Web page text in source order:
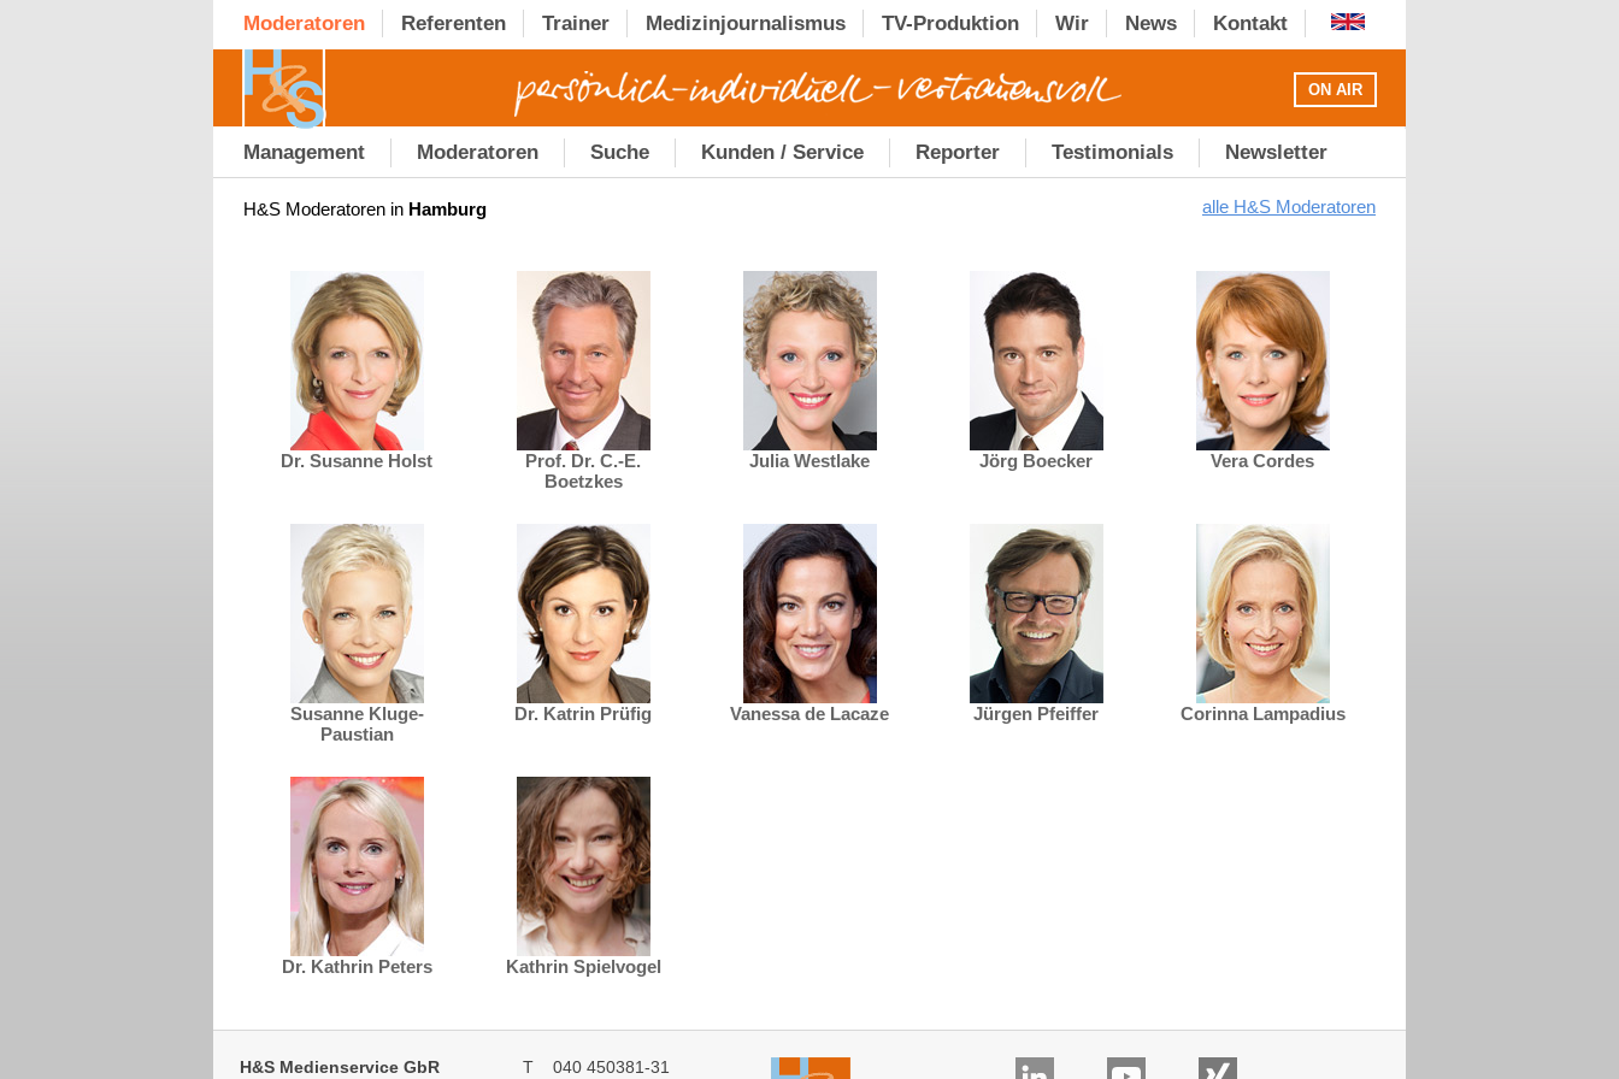
Moderatoren Referenten Trainer Medizinjournalismus TV-Produktion Wir News Kontakt
ON AIR
Management Moderatoren Suche Kunden / Service Reporter Testimonials Newsletter
H&S Moderatoren in Hamburg alle H&S Moderatoren
Dr. Susanne Holst
Prof. Dr. C.-E.
Boetzkes
Julia Westlake Jörg Boecker Vera Cordes
Susanne Kluge-
Paustian
Dr. Katrin Prüfig Vanessa de Lacaze Jürgen Pfeiffer Corinna Lampadius
Dr. Kathrin Peters Kathrin Spielvogel
H&S Medienservice GbR
T
040 450381-31